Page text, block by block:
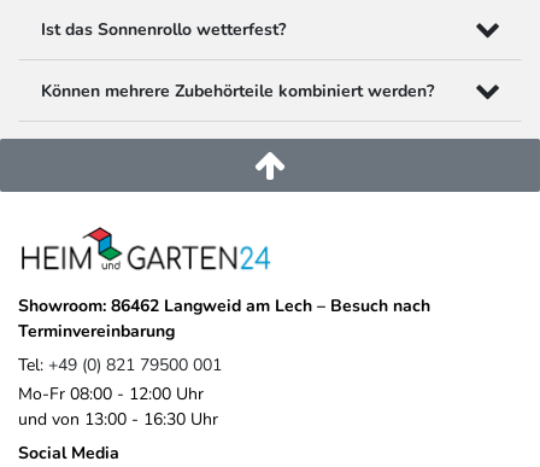
Ist das Sonnenrollo wetterfest?
Können mehrere Zubehörteile kombiniert werden?
Showroom: 86462 Langweid am Lech – Besuch nach
Terminvereinbarung
Tel: +49 (0) 821 79500 001
Mo-Fr 08:00 - 12:00 Uhr
und von 13:00 - 16:30 Uhr
Social Media